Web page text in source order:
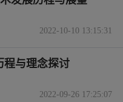
2022-10-10 13:15:31
程与理念探讨
2022-09-26 17:25:07